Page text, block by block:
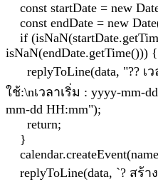
const startDate = new
const endDate = new
if
isNaN(endDate.getTime())) {
replyToLine(data, "?? เ
ใช้:\nเวลาเริ่ม : yyyy-mm-
mm-dd HH:mm");
return;
}
replyToLine(data, `? สร้า